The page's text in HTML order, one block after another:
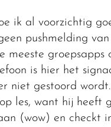
ik al voorzichtig
pushmelding
meeste groepsapps
is hier het
niet gestoord
les, want hij heeft
(wow) en checkt